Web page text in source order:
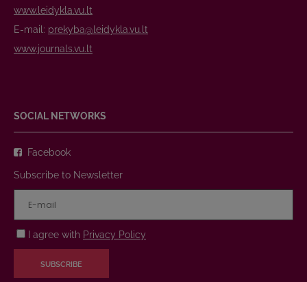
www.leidykla.vu.lt
E-mail: prekyba@leidykla.vu.lt
www.journals.vu.lt
SOCIAL NETWORKS
Facebook
Subscribe to Newsletter
I agree with Privacy Policy
SUBSCRIBE